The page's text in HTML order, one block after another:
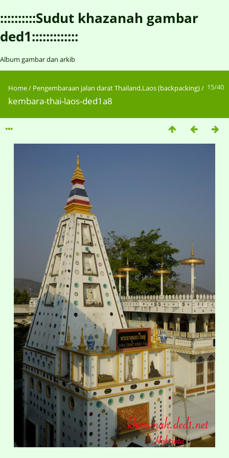
::::::::::Sudut khazanah gambar
ded1:::::::::::::
Album gambar dan arkib
15/40
Home/ Pengembaraan jalan darat Thailand,Laos (backpacking)/
kembara-thai-laos-ded1a8